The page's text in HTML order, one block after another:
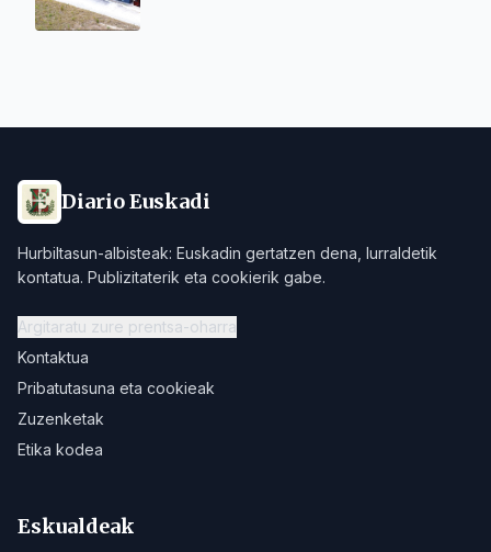
Diario Euskadi
Hurbiltasun-albisteak: Euskadin gertatzen dena, lurraldetik
kontatua. Publizitaterik eta cookierik gabe.
Argitaratu zure prentsa-oharra
Kontaktua
Pribatutasuna eta cookieak
Zuzenketak
Etika kodea
Eskualdeak